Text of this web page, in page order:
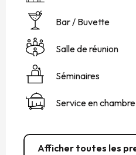
Bar / Buvette
Salle de réunion
Séminaires
Service en chambre
Afficher toutes les